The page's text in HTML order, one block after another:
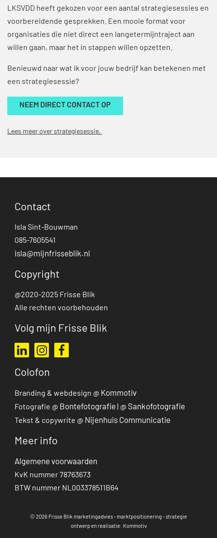
LKSVDD heeft gekozen voor een aantal strategiesessies en
voorbereidende gesprekken. Een mooie format voor
organisaties die niet direct een langetermijntraject aan
willen gaan, maar het in stappen willen opzetten.
Benieuwd naar wat ik voor jouw bedrijf kan betekenen met
een strategiesessie?
NEEM DIRECT CONTACT OP
Lees meer over strategiesessie.
Contact
Isla Sint-Bouwman
085-7605541
isla@mijnfrisseblik.nl
Copyright
@2020-2025 Frisse Blik
Alle rechten voorbehouden
Volg mijn Frisse Blik
Ga naar mijn LinkedIn profiel
Ga naar mijn Instagram profiel
Colofon
Branding & webdesign @ Kommotiv
Fotografie @ Bontefotografie | @ Sankofotografie
Tekst & copywrite @ Nijenhuis Communicatie
Meer info
Algemene voorwaarden
KvK nummer 78763673
BTW nummer NL003378511B64
© 2026 Frisse Blik marketingadvies - marktpositionering - strategie
ontwerp en realisatie: Kommotiv